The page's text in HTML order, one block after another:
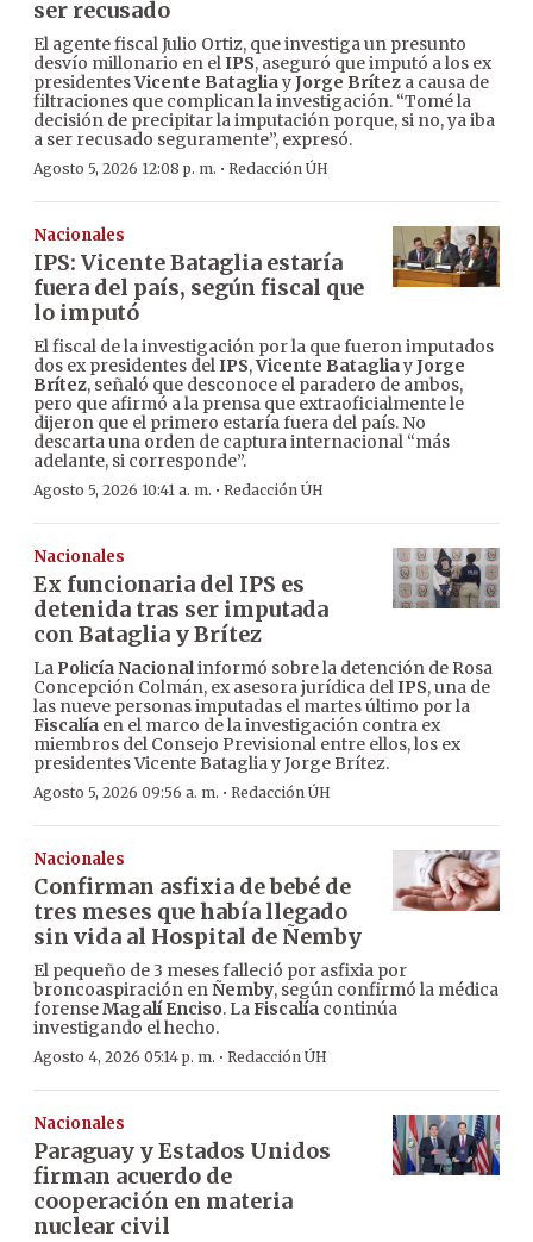
ser recusado
El agente fiscal Julio Ortiz, que investiga un presunto
desvío millonario en elIPS, aseguró que imputó a los ex
presidentesVicente BatagliayJorge Brítez a causa de
filtraciones que complican la investigación. “Tomé la
decisión de precipitar la imputación porque, si no, ya iba
a ser recusado seguramente”, expresó.
Agosto 5, 2026 12:08 p. m. · Redacción ÚH
Nacionales
IPS: Vicente Bataglia estaría
fuera del país, según fiscal que
lo imputó
El fiscal de la investigación por la que fueron imputados
dos ex presidentes delIPS,Vicente BatagliayJorge
Brítez, señaló que desconoce el paradero de ambos,
pero que afirmó a la prensa que extraoficialmente le
dijeron que el primero estaría fuera del país. No
descarta una orden de captura internacional “más
adelante, si corresponde”.
Agosto 5, 2026 10:41 a. m. · Redacción ÚH
Nacionales
Ex funcionaria del IPS es
detenida tras ser imputada
con Bataglia y Brítez
La Policía Nacionalinformó sobre la detención de Rosa
Concepción Colmán, ex asesora jurídica delIPS, una de
las nueve personas imputadas el martes último por la
Fiscalía en el marco de la investigación contra ex
miembros del Consejo Previsional entre ellos, los ex
presidentes Vicente Bataglia y Jorge Brítez.
Agosto 5, 2026 09:56 a. m. · Redacción ÚH
Nacionales
Confirman asfixia de bebé de
tres meses que había llegado
sin vida al Hospital de Ñemby
El pequeño de 3 meses falleció por asfixia por
broncoaspiración enÑemby, según confirmó la médica
forenseMagalí Enciso. LaFiscalía continúa
investigando el hecho.
Agosto 4, 2026 05:14 p. m. · Redacción ÚH
Nacionales
Paraguay y Estados Unidos
firman acuerdo de
cooperación en materia
nuclear civil